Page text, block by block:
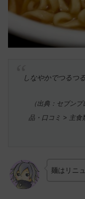
しなやかでつるつ
（出典：セブン
品・口コミ > 主食
麺はリニ